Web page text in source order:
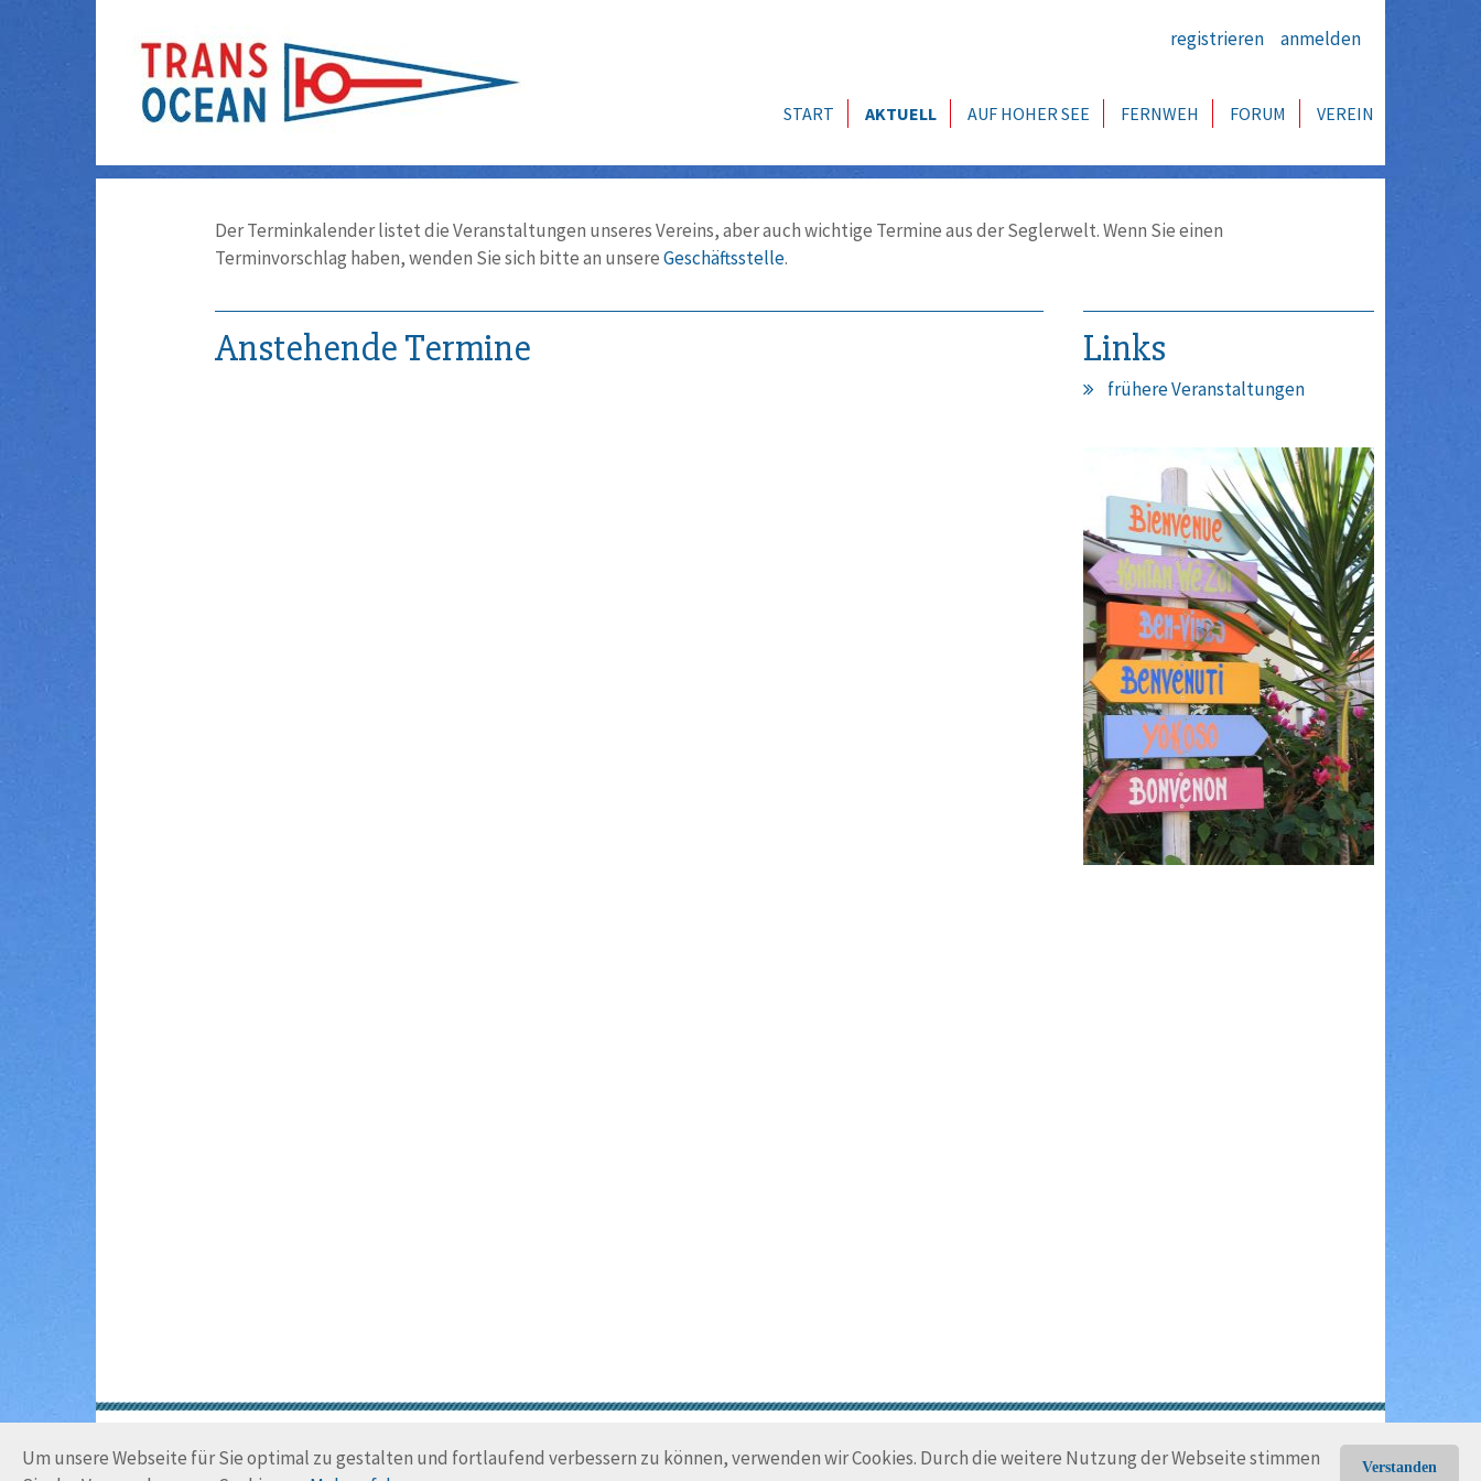
Verstanden
Um unsere Webseite für Sie optimal zu gestalten und fortlaufend verbessern zu können, verwenden wir Cookies. Durch die weitere Nutzung der Webseite stimmen
registrieren anmelden
START AKTUELL AUF HOHER SEE FERNWEH FORUM VEREIN
Der Terminkalender listet die Veranstaltungen unseres Vereins, aber auch wichtige Termine aus der Seglerwelt. Wenn Sie einen
Terminvorschlag haben, wenden Sie sich bitte an unsereGeschäftsstelle.
Anstehende Termine Links
frühere Veranstaltungen